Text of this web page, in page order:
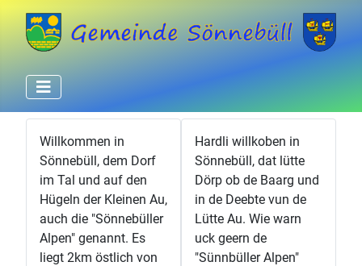
Willkommen in
Sönnebüll, dem Dorf
im Tal und auf den
Hügeln der Kleinen Au,
auch die "Sönnebüller
Alpen" genannt. Es
liegt 2km östlich von
Hardli willkoben in
Sönnebüll, dat lütte
Dörp ob de Baarg und
in de Deebte vun de
Lütte Au. Wie warn
uck geern de
"Sünnbüller Alpen"